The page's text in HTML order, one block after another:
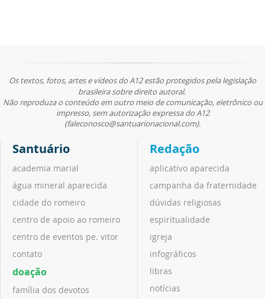
Os textos, fotos, artes e vídeos do A12 estão protegidos pela legislação
brasileira sobre direito autoral.
Não reproduza o conteúdo em outro meio de comunicação, eletrônico ou
impresso, sem autorização expressa do A12
(faleconosco@santuarionacional.com).
Santuário
academia marial
água mineral aparecida
cidade do romeiro
centro de apoio ao romeiro
centro de eventos pe. vitor
contato
doação
família dos devotos
Redação
aplicativo aparecida
campanha da fraternidade
dúvidas religiosas
espiritualidade
igreja
infográficos
libras
notícias